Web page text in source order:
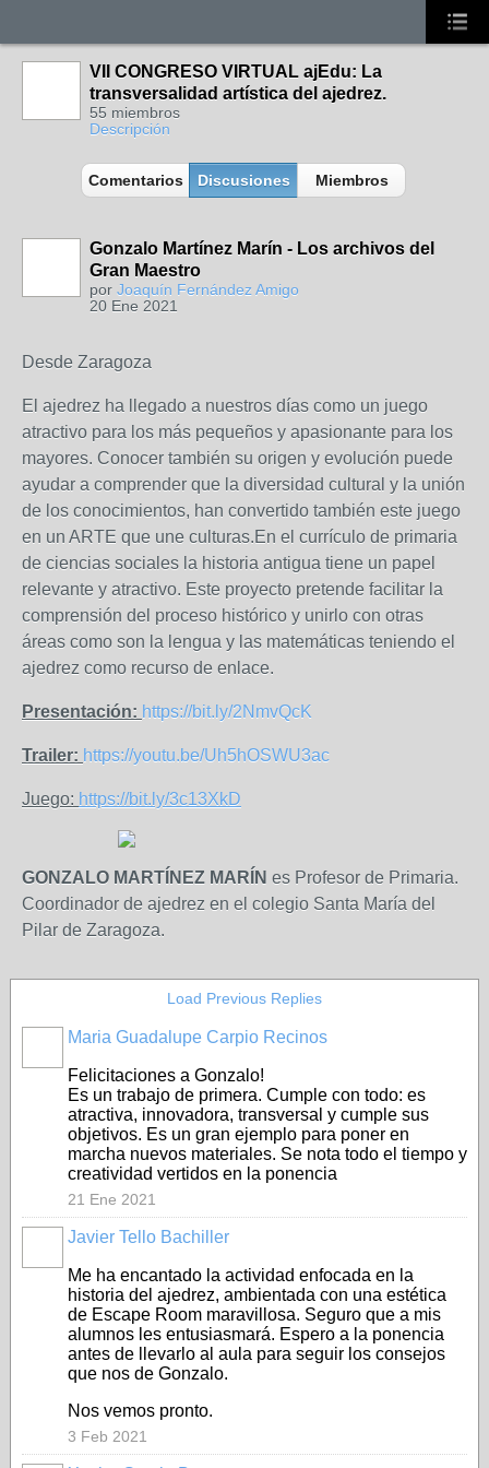
VII CONGRESO VIRTUAL ajEdu: La
transversalidad artística del ajedrez.
55 miembros
Descripción
Comentarios Discusiones Miembros
Gonzalo Martínez Marín - Los archivos del
Gran Maestro
por Joaquín Fernández Amigo
20 Ene 2021
Desde Zaragoza
El ajedrez ha llegado a nuestros días como un juego
atractivo para los más pequeños y apasionante para los
mayores. Conocer también su origen y evolución puede
ayudar a comprender que la diversidad cultural y la unión
de los conocimientos, han convertido también este juego
en un ARTE que une culturas.En el currículo de primaria
de ciencias sociales la historia antigua tiene un papel
relevante y atractivo. Este proyecto pretende facilitar la
comprensión del proceso histórico y unirlo con otras
áreas como son la lengua y las matemáticas teniendo el
ajedrez como recurso de enlace.
Presentación: https://bit.ly/2NmvQcK
Trailer: https://youtu.be/Uh5hOSWU3ac
Juego: https://bit.ly/3c13XkD
GONZALO MARTÍNEZ MARÍN es Profesor de Primaria.
Coordinador de ajedrez en el colegio Santa María del
Pilar de Zaragoza.
Load Previous Replies
Maria Guadalupe Carpio Recinos
Felicitaciones a Gonzalo!
Es un trabajo de primera. Cumple con todo: es
atractiva, innovadora, transversal y cumple sus
objetivos. Es un gran ejemplo para poner en
marcha nuevos materiales. Se nota todo el tiempo y
creatividad vertidos en la ponencia
21 Ene 2021
Javier Tello Bachiller
Me ha encantado la actividad enfocada en la
historia del ajedrez, ambientada con una estética
de Escape Room maravillosa. Seguro que a mis
alumnos les entusiasmará. Espero a la ponencia
antes de llevarlo al aula para seguir los consejos
que nos de Gonzalo.
Nos vemos pronto.
3 Feb 2021